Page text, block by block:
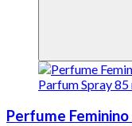
Perfume